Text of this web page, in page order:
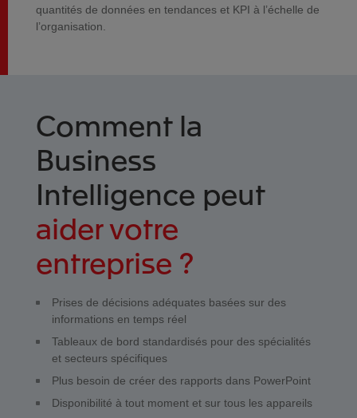
quantités de données en tendances et KPI à l’échelle de
l’organisation.
Comment la
Business
Intelligence peut
aider votre
entreprise ?
Prises de décisions adéquates basées sur des
informations en temps réel
Tableaux de bord standardisés pour des spécialités
et secteurs spécifiques
Plus besoin de créer des rapports dans PowerPoint
Disponibilité à tout moment et sur tous les appareils